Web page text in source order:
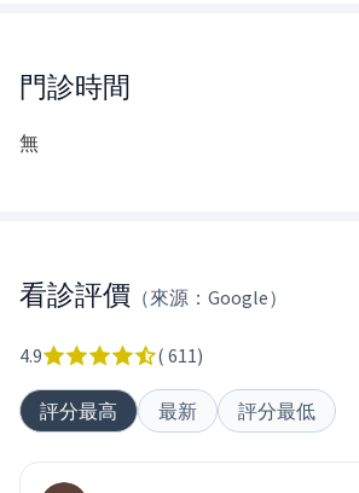
門診時間
無
看診評價 （來源：Google）
4.9 ( 611)
評分最高 最新 評分最低